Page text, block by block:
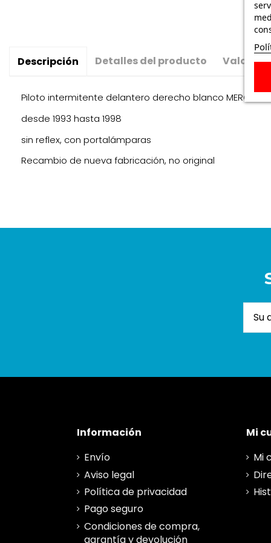
Descripción Detalles del producto
Piloto intermitente delantero derecho blanco
desde 1993 hasta 1998
sin reflex, con portalámparas
Recambio de nueva fabricación, no original
Información
Envío
Aviso legal
Política de privacidad
Pago seguro
Condiciones de compra,
garantía y devolución
Mi
Mi